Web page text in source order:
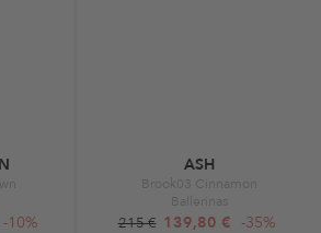
-10%
ASH
Brook03 Cinnamon
Ballerinas
215 € 139,80 € -35%